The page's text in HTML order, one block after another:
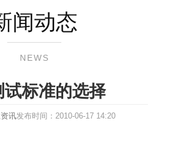
闻动态
NEWS
试标准的选择
讯发布时间： 2010-06-17 14:20